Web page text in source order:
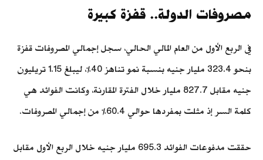
مصروفات الدولة.. قفزة كبيرة
في الربع الأول من العام المالي الحالي، سجل إجمالي المصروفات قفزة
بنحو 323.4 مليار جنيه بنسبة نمو تناهز 40%، ليبلغ 1.15 تريليون
جنيه مقابل 827.7 مليار خلال الفترة المقارنة، وكانت الفوائد هي
كلمة السر إذ مثلت بمفردها حوالي 60.4% من إجمالي المصروفات.
حققت مدفوعات الفوائد 695.3 مليار جنيه خلال الربع الأول مقابل